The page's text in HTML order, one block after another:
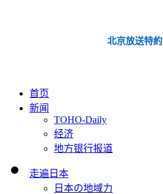
北京放送特約
首页
新闻
TOHO-Daily
经济
地方银行报道
走遍日本
日本の地域力